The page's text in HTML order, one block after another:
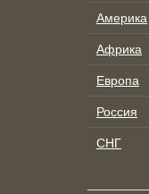
Америка
Африка
Европа
Россия
СНГ